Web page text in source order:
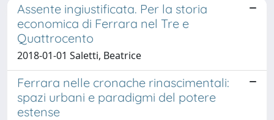
Assente ingiustificata. Per la storia
economica di Ferrara nel Tre e
Quattrocento
2018-01-01 Saletti, Beatrice
Ferrara nelle cronache rinascimentali:
spazi urbani e paradigmi del potere
estense